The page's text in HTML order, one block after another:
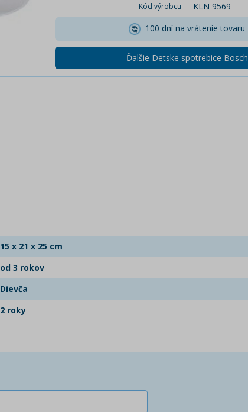
Kód výrobcu
KLN 9569
100 dní na vrátenie tovaru
Ďalšie Detske spotrebice Bosch
15 x 21 x 25 cm
od 3 rokov
Dievča
2 roky